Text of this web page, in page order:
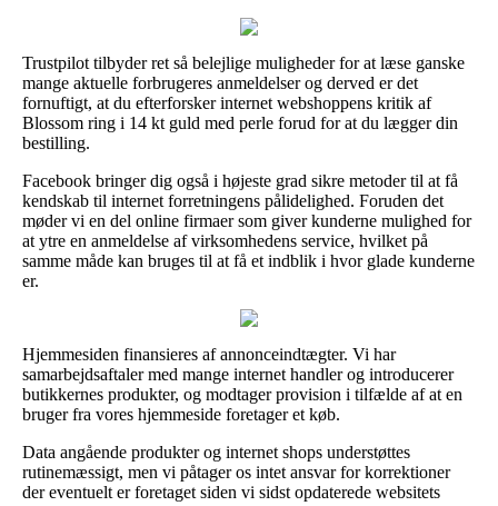
Trustpilot tilbyder ret så belejlige muligheder for at læse ganske
mange aktuelle forbrugeres anmeldelser og derved er det
fornuftigt, at du efterforsker internet webshoppens kritik af
Blossom ring i 14 kt guld med perle forud for at du lægger din
bestilling.
Facebook bringer dig også i højeste grad sikre metoder til at få
kendskab til internet forretningens pålidelighed. Foruden det
møder vi en del online firmaer som giver kunderne mulighed for
at ytre en anmeldelse af virksomhedens service, hvilket på
samme måde kan bruges til at få et indblik i hvor glade kunderne
er.
Hjemmesiden finansieres af annonceindtægter. Vi har
samarbejdsaftaler med mange internet handler og introducerer
butikkernes produkter, og modtager provision i tilfælde af at en
bruger fra vores hjemmeside foretager et køb.
Data angående produkter og internet shops understøttes
rutinemæssigt, men vi påtager os intet ansvar for korrektioner
der eventuelt er foretaget siden vi sidst opdaterede websitets